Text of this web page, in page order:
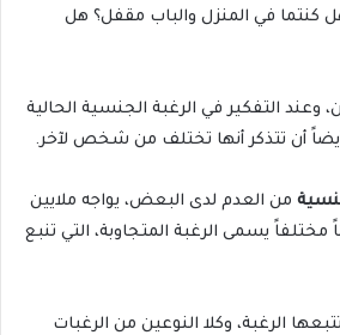
كنتما في المنزل والباب مقفل؟ هل
وعند التفكير في الرغبة الجنسية الحالية
أيضاً أن تتذكر أنها تختلف من شخص لآخر.
من العدم لدى البعض، يواجه ملايين
يسمى الرغبة المتجاوبة، التي تنبع
تتبعها الرغبة، وكلا النوعين من الرغبات